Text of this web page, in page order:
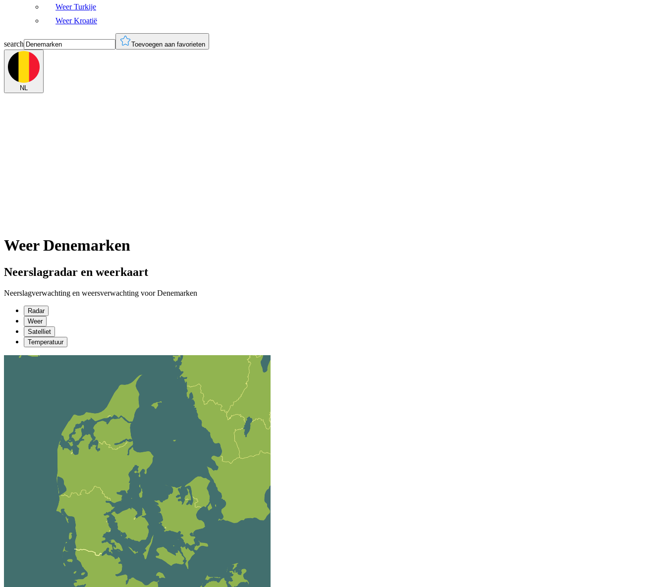
Weer Turkije
Weer Kroatië
search Toevoegen aan favorieten
NL
Weer Denemarken
Neerslagradar en weerkaart
Neerslagverwachting en weersverwachting voor Denemarken
Radar
Weer
Satelliet
Temperatuur